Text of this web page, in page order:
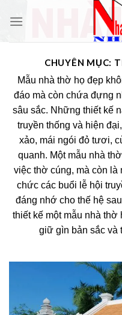
CHUYÊN MỤC:
Mẫu nhà thờ họ đẹp
đáo mà còn chứa đựng
sâu sắc. Những thiết kế
truyền thống và hiện
xảo, mái ngói đỏ tươi,
quanh. Một mẫu nhà
việc thờ cúng, mà còn là
chức các buổi lễ hội
đáng nhớ cho thế hệ
thiết kế một mẫu nhà thờ
giữ gìn bản sắc và